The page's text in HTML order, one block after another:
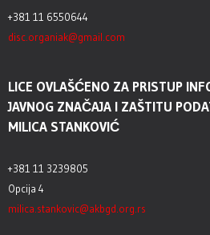
+381 11 6550644
disc.organiak@gmail.com
LICE OVLAŠĆENO ZA PRISTUP
JAVNOG ZNAČAJA I ZAŠTITU
MILICA STANKOVIĆ
+381 11 3239805
Opcija 4
milica.stankovic@akbgd.org.rs